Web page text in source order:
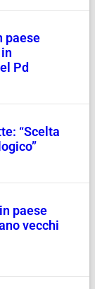
paese
Pd
“Scelta
paese
vecchi